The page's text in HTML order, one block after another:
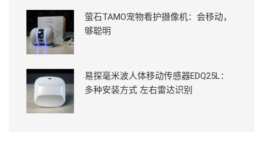
萤石TAMO宠物看护摄像机：会移动，
够聪明
易探毫米波人体移动传感器EDQ25L：
多种安装方式 左右雷达识别